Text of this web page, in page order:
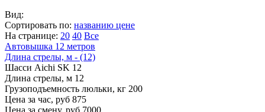
Вид:
Сортировать по: названию цене
На странице: 20 40 Все
Автовышка 12 метров
Длина стрелы, м - (12)
Шасси Aichi SK 12
Длина стрелы, м 12
Грузоподъемность люльки, кг 200
Цена за час, руб 875
Цена за смену, руб 7000